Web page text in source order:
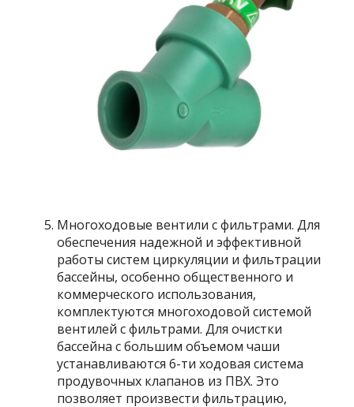
Многоходовые вентили с фильтрами. Для
обеспечения надежной и эффективной
работы систем циркуляции и фильтрации
бассейны, особенно общественного и
коммерческого использования,
комплектуются многоходовой системой
вентилей с фильтрами. Для очистки
бассейна с большим объемом чаши
устанавливаются 6-ти ходовая система
продувочных клапанов из ПВХ. Это
позволяет произвести фильтрацию,